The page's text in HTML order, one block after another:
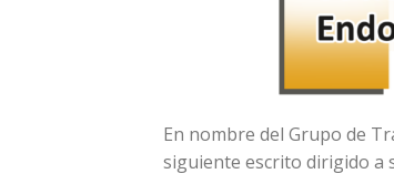
En nombre del Grupo de
siguiente escrito dirigido a